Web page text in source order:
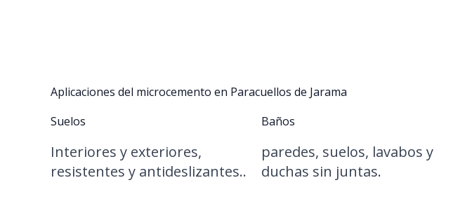
Aplicaciones del microcemento en Paracuellos de Jarama
Suelos
Interiores y exteriores,
resistentes y antideslizantes..
Baños
paredes, suelos, lavabos y
duchas sin juntas.